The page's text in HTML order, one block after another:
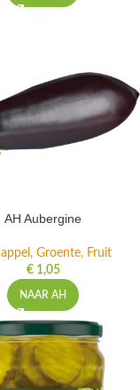
AH Aubergine
Groente, Fruit
€1,05
NAAR AH